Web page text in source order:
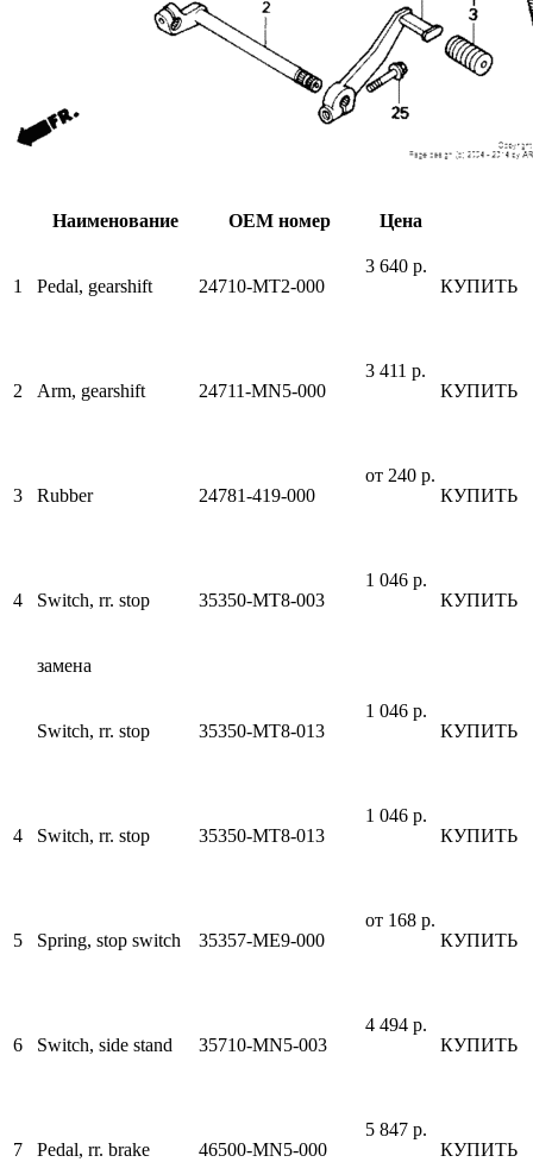
Наименование OEM номер Цена
1 Pedal, gearshift 24710-MT2-000
3 640 р.
КУПИТЬ
2 Arm, gearshift 24711-MN5-000
3 411 р.
КУПИТЬ
3 Rubber 24781-419-000
от 240 р.
КУПИТЬ
4 Switch, rr. stop 35350-MT8-003
1 046 р.
КУПИТЬ
замена
Switch, rr. stop 35350-MT8-013
1 046 р.
КУПИТЬ
4 Switch, rr. stop 35350-MT8-013
1 046 р.
КУПИТЬ
5 Spring, stop switch 35357-ME9-000
от 168 р.
КУПИТЬ
6 Switch, side stand 35710-MN5-003
4 494 р.
КУПИТЬ
7 Pedal, rr. brake 46500-MN5-000
5 847 р.
КУПИТЬ